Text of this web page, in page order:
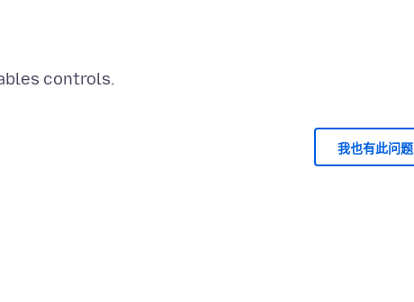
我也有此问题